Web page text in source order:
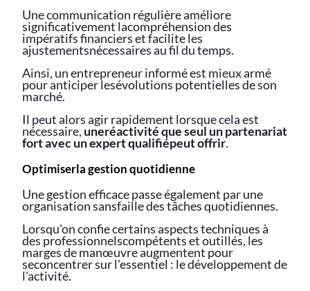
Une communication régulière améliore
significativement lacompréhension des
impératifs financiers et facilite les
ajustementsnécessaires au fil du temps.
Ainsi, un entrepreneur informé est mieux armé
pour anticiper lesévolutions potentielles de son
marché.
Il peut alors agir rapidement lorsque cela est
nécessaire, uneréactivité que seul un partenariat
fort avec un expert qualifiépeut offrir.
Optimiserla gestion quotidienne
Une gestion efficace passe également par une
organisation sansfaille des tâches quotidiennes.
Lorsqu'on confie certains aspects techniques à
des professionnelscompétents et outillés, les
marges de manœuvre augmentent pour
seconcentrer sur l'essentiel : le développement de
l'activité.